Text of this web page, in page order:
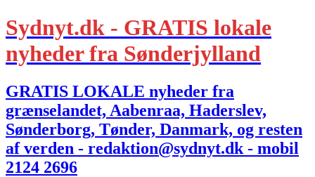
Sydnyt.dk - GRATIS lokale
nyheder fra Sønderjylland
GRATIS LOKALE nyheder fra
grænselandet, Aabenraa, Haderslev,
Sønderborg, Tønder, Danmark, og resten
af verden - redaktion@sydnyt.dk - mobil
2124 2696